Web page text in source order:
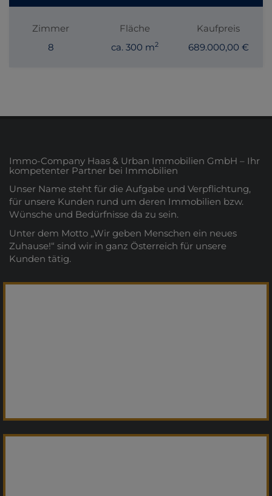
Zimmer
8
Fläche
ca. 300 m2
Kaufpreis
689.000,00 €
Immo-Company Haas & Urban Immobilien GmbH – Ihr
kompetenter Partner bei Immobilien
Unser Name steht für die Aufgabe und Verpflichtung,
für unsere Kunden rund um deren Immobilien bzw.
Wünsche und Bedürfnisse da zu sein.
Unter dem Motto „Wir geben Menschen ein neues
Zuhause!“ sind wir in ganz Österreich für unsere
Kunden tätig.